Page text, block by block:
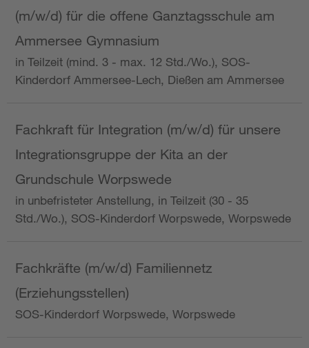
(m/w/d) für die offene Ganztagsschule am
Ammersee Gymnasium
in Teilzeit (mind. 3 - max. 12 Std./Wo.), SOS-
Kinderdorf Ammersee-Lech, Dießen am Ammersee
Fachkraft für Integration (m/w/d) für unsere
Integrationsgruppe der Kita an der
Grundschule Worpswede
in unbefristeter Anstellung, in Teilzeit (30 - 35
Std./Wo.), SOS-Kinderdorf Worpswede, Worpswede
Fachkräfte (m/w/d) Familiennetz
(Erziehungsstellen)
SOS-Kinderdorf Worpswede, Worpswede